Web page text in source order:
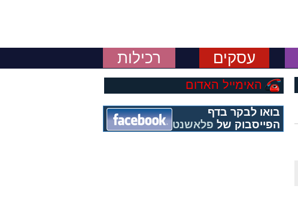
עסקים רכילות
האימייל האדום
בואו לבקר בדף
הפייסבוק של פלאשנט